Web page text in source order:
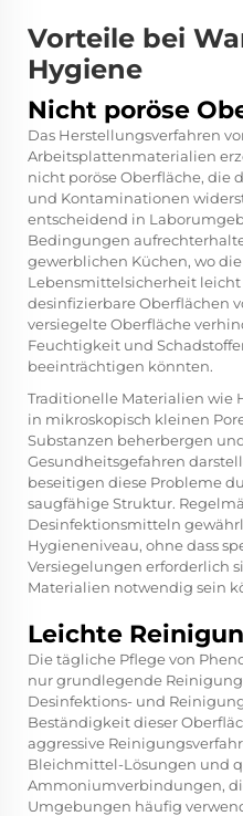
Vorteile bei
Hygiene
Nicht poröse
Das Herstellungsverfahren
Arbeitsplattenmaterialien
nicht poröse Oberfläche, die
und Kontaminationen
entscheidend in
Bedingungen
gewerblichen Küchen, wo
Lebensmittelsicherheit
desinfizierbare Oberflächen
versiegelte Oberfläche
Feuchtigkeit und
beeinträchtigen könnten.
Traditionelle Materialien wie
in mikroskopisch kleinen
Substanzen beherbergen
Gesundheitsgefahren
beseitigen diese Probleme
saugfähige Struktur.
Desinfektionsmitteln
Hygieneniveau, ohne dass
Versiegelungen erforderlich
Materialien notwendig sein
Leichte
Die tägliche Pflege von
nur grundlegende
Desinfektions- und
Beständigkeit dieser
aggressive
Bleichmittel-Lösungen und
Ammoniumverbindungen,
Umgebungen häufig